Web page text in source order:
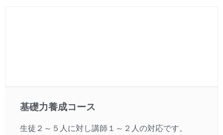
基礎力養成コース
生徒２～５人に対し講師１～２人の対応です。